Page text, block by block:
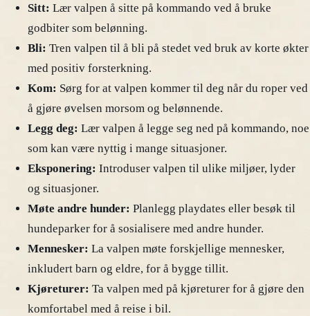
Sitt: Lær valpen å sitte på kommando ved å bruke
godbiter som belønning.
Bli: Tren valpen til å bli på stedet ved bruk av korte økter
med positiv forsterkning.
Kom: Sørg for at valpen kommer til deg når du roper ved
å gjøre øvelsen morsom og belønnende.
Legg deg: Lær valpen å legge seg ned på kommando, noe
som kan være nyttig i mange situasjoner.
Eksponering: Introduser valpen til ulike miljøer, lyder
og situasjoner.
Møte andre hunder: Planlegg playdates eller besøk til
hundeparker for å sosialisere med andre hunder.
Mennesker: La valpen møte forskjellige mennesker,
inkludert barn og eldre, for å bygge tillit.
Kjøreturer: Ta valpen med på kjøreturer for å gjøre den
komfortabel med å reise i bil.